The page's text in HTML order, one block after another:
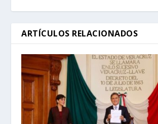
ARTÍCULOS RELACIONADOS